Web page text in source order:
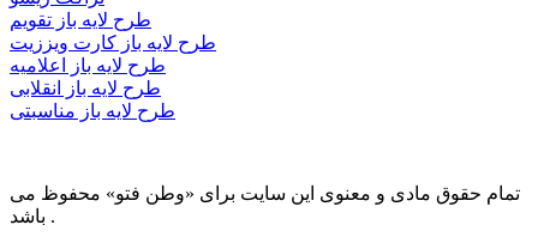
طرح لایه باز تقویم
طرح لایه باز کارت ویززیت
طرح لایه باز اعلامیه
طرح لایه باز انقلابی
طرح لایه باز مناسبتی
تمام حقوق مادی و معنوی این سایت برای «وطن فتو» محفوظ می
باشد .